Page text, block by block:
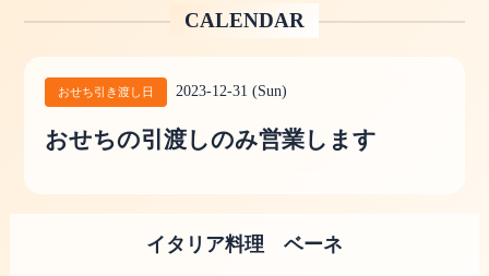
CALENDAR
おせち引き渡し日 2023-12-31 (Sun)
おせちの引渡しのみ営業します
イタリア料理 ベーネ